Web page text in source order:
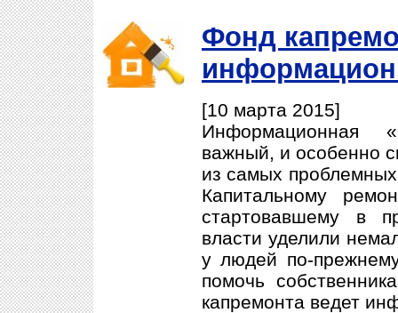
Фонд
[10 марта 2015]
Информационная
важный, и особенно
из самых
Капитальному
стартовавшему в
власти уделили
у людей по-
помочь
капремонта ведет